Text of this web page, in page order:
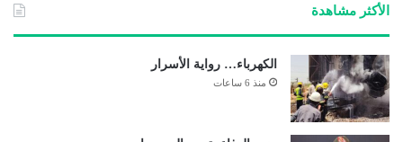
الأكثر مشاهدة
الكهرباء… رواية الأسرار
منذ 6 ساعات